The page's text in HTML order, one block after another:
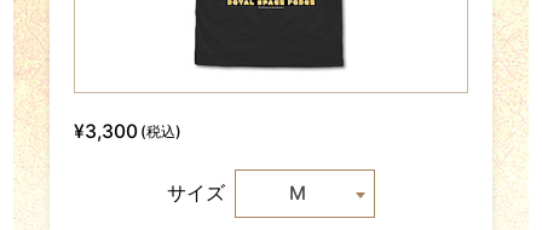
¥3,300 (税込)
サイズ M